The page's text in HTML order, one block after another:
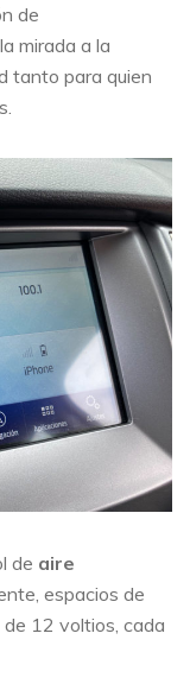
de
mirada a la
tanto para quien
de aire
espacios de
12 voltios, cada